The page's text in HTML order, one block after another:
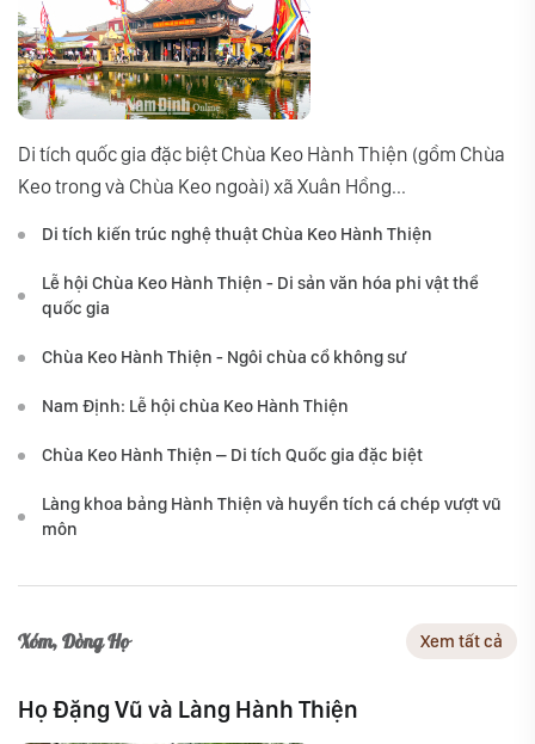
Di tích quốc gia đặc biệt Chùa Keo Hành Thiện (gồm Chùa
Keo trong và Chùa Keo ngoài) xã Xuân Hồng...
Di tích kiến trúc nghệ thuật Chùa Keo Hành Thiện
Lễ hội Chùa Keo Hành Thiện - Di sản văn hóa phi vật thể
quốc gia
Chùa Keo Hành Thiện - Ngôi chùa cổ không sư
Nam Định: Lễ hội chùa Keo Hành Thiện
Chùa Keo Hành Thiện – Di tích Quốc gia đặc biệt
Làng khoa bảng Hành Thiện và huyền tích cá chép vượt vũ
môn
Xóm, Dòng Họ Xem tất cả
Họ Đặng Vũ và Làng Hành Thiện